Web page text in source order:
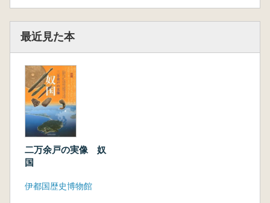
最近見た本
二万余戸の実像 奴
国
伊都国歴史博物館